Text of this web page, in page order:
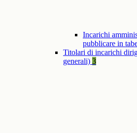
Incarichi
pubblicare in
Titolari di incarichi
generali) 3